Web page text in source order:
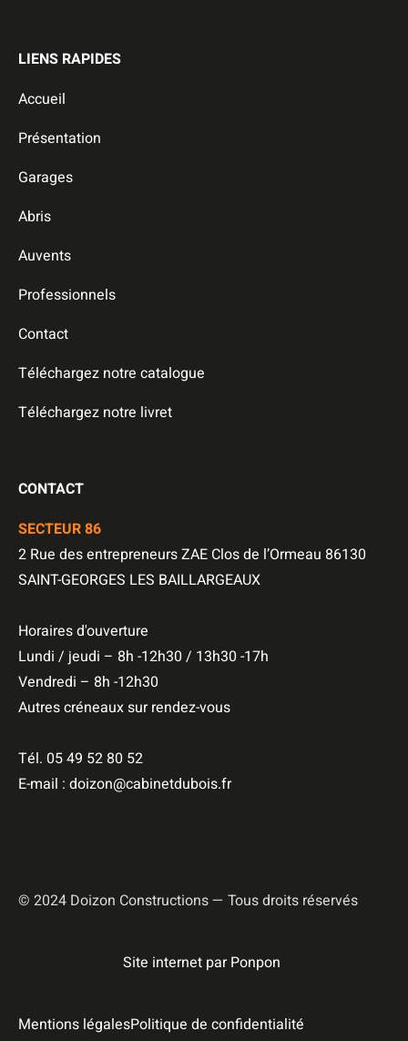
LIENS RAPIDES
Accueil
Présentation
Garages
Abris
Auvents
Professionnels
Contact
Téléchargez notre catalogue
Téléchargez notre livret
CONTACT
SECTEUR 86
2 Rue des entrepreneurs ZAE Clos de l’Ormeau 86130
SAINT-GEORGES LES BAILLARGEAUX
Horaires d'ouverture
Lundi / jeudi – 8h -12h30 / 13h30 -17h
Vendredi – 8h -12h30
Autres créneaux sur rendez-vous
Tél. 05 49 52 80 52
E-mail : doizon@cabinetdubois.fr
© 2024 Doizon Constructions — Tous droits réservés
Site internet par Ponpon
Mentions légalesPolitique de confidentialité